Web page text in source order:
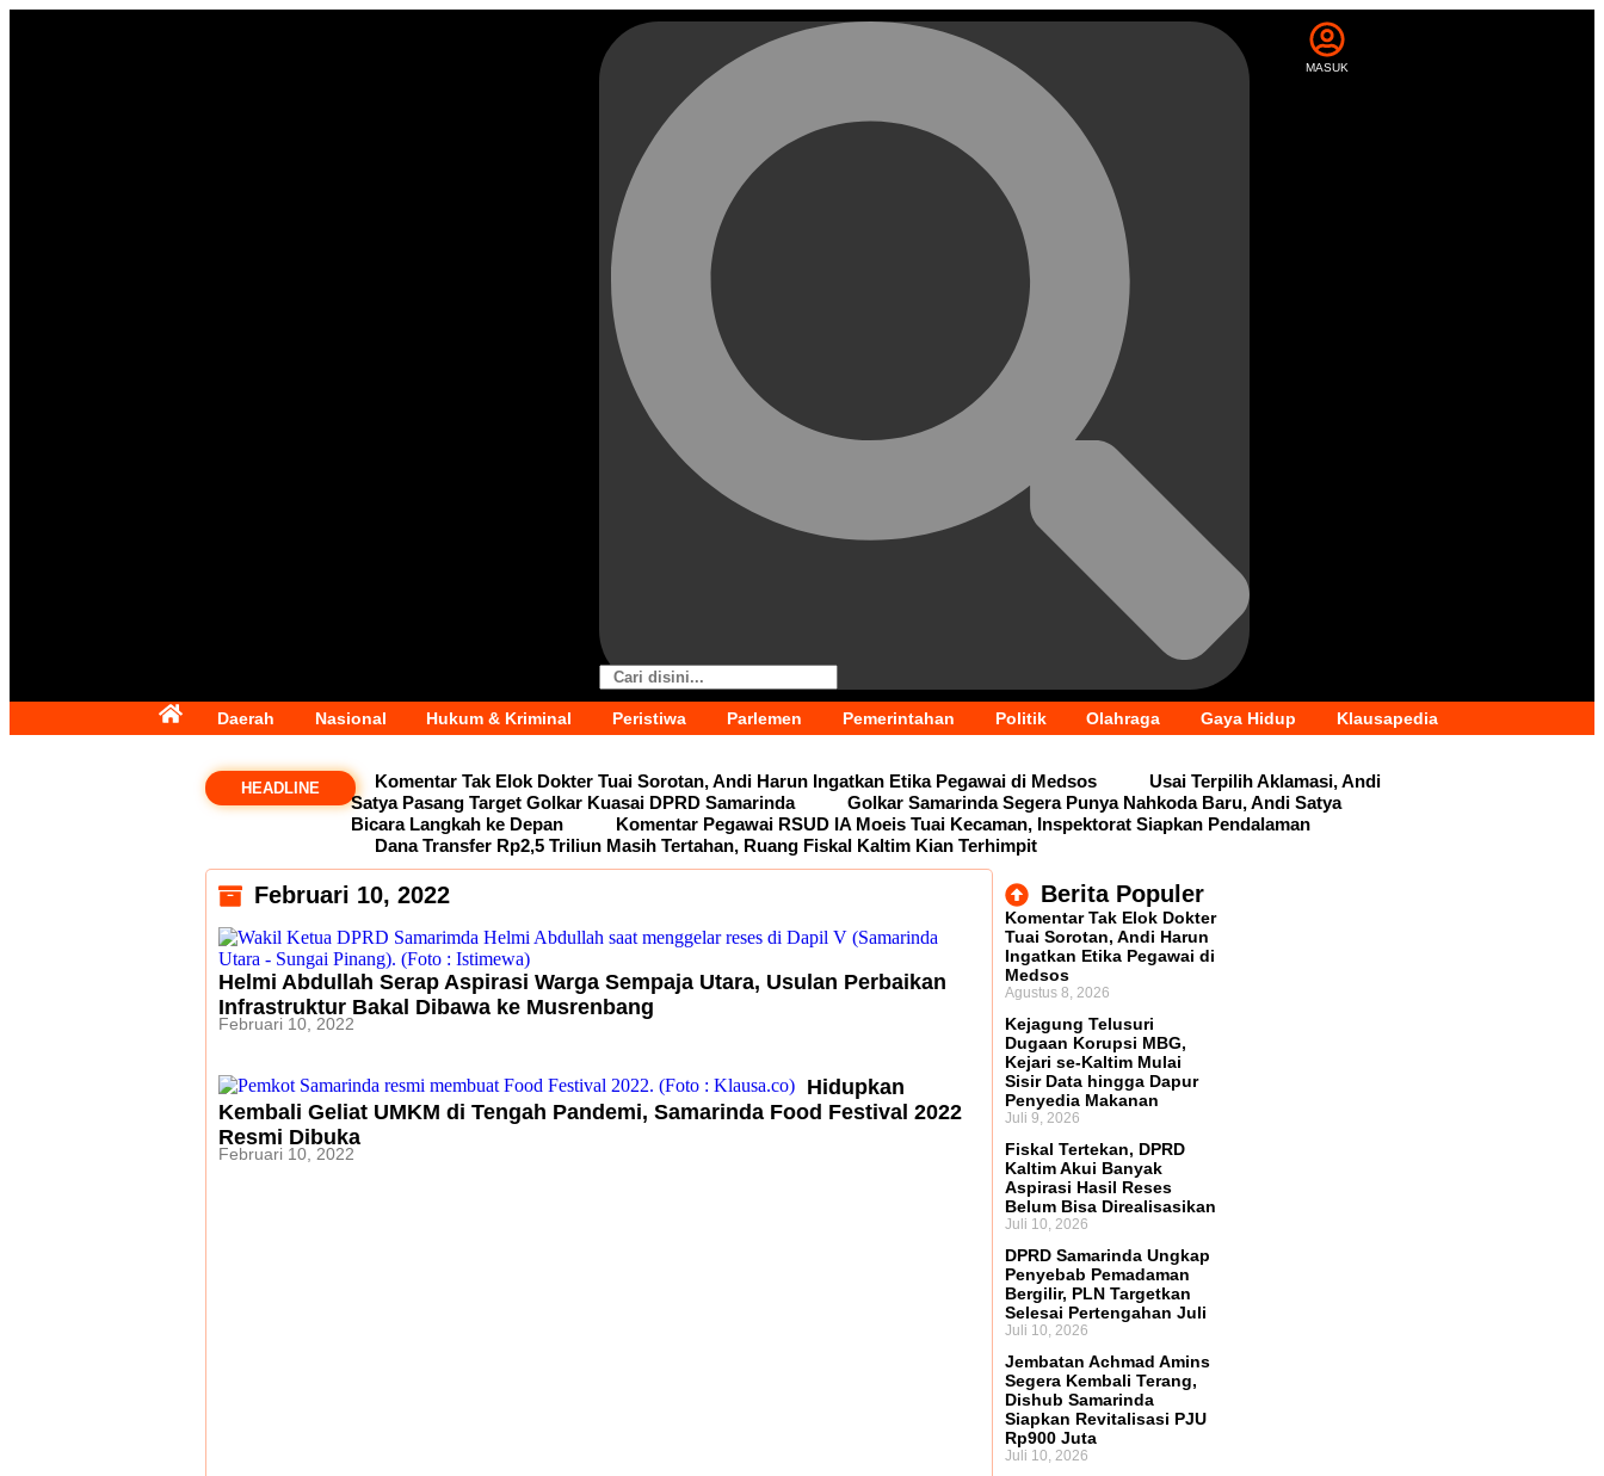
MASUK
Daerah Nasional Hukum & Kriminal Peristiwa Parlemen Pemerintahan Politik Olahraga Gaya Hidup Klausapedia
HEADLINE Komentar Tak Elok Dokter Tuai Sorotan, Andi Harun Ingatkan Etika Pegawai di Medsos
Usai Terpilih Aklamasi, Andi
Satya Pasang Target Golkar Kuasai DPRD Samarinda
Golkar Samarinda Segera Punya Nahkoda Baru, Andi Satya
Bicara Langkah ke Depan
Komentar Pegawai RSUD IA Moeis Tuai Kecaman, Inspektorat Siapkan Pendalaman
Dana Transfer Rp2,5 Triliun Masih Tertahan, Ruang Fiskal Kaltim Kian Terhimpit
Februari 10, 2022
Helmi Abdullah Serap Aspirasi Warga Sempaja Utara, Usulan Perbaikan
Infrastruktur Bakal Dibawa ke Musrenbang
Februari 10, 2022
Hidupkan
Kembali Geliat UMKM di Tengah Pandemi, Samarinda Food Festival 2022
Resmi Dibuka
Februari 10, 2022
Berita Populer
Komentar Tak Elok Dokter
Tuai Sorotan, Andi Harun
Ingatkan Etika Pegawai di
Medsos
Agustus 8, 2026
Kejagung Telusuri
Dugaan Korupsi MBG,
Kejari se-Kaltim Mulai
Sisir Data hingga Dapur
Penyedia Makanan
Juli 9, 2026
Fiskal Tertekan, DPRD
Kaltim Akui Banyak
Aspirasi Hasil Reses
Belum Bisa Direalisasikan
Juli 10, 2026
DPRD Samarinda Ungkap
Penyebab Pemadaman
Bergilir, PLN Targetkan
Selesai Pertengahan Juli
Juli 10, 2026
Jembatan Achmad Amins
Segera Kembali Terang,
Dishub Samarinda
Siapkan Revitalisasi PJU
Rp900 Juta
Juli 10, 2026